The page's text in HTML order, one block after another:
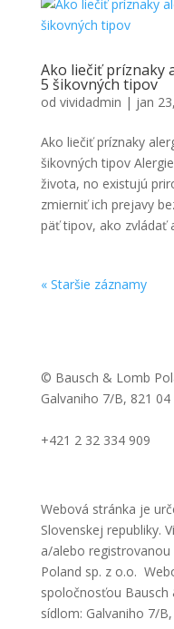
Ako liečiť príznaky
5 šikovných tipov
od vividadmin | jan
Ako liečiť príznaky
šikovných tipov
života, no existujú
zmierniť ich prejavy
päť tipov, ako zvládať
« Staršie záznamy
© Bausch & Lomb
Galvaniho 7/B, 821
+421 2 32 334 909
Webová stránka je
Slovenskej republiky.
a/alebo
Poland sp. z o.o.
spoločnosťou Bausch
sídlom: Galvaniho 7/